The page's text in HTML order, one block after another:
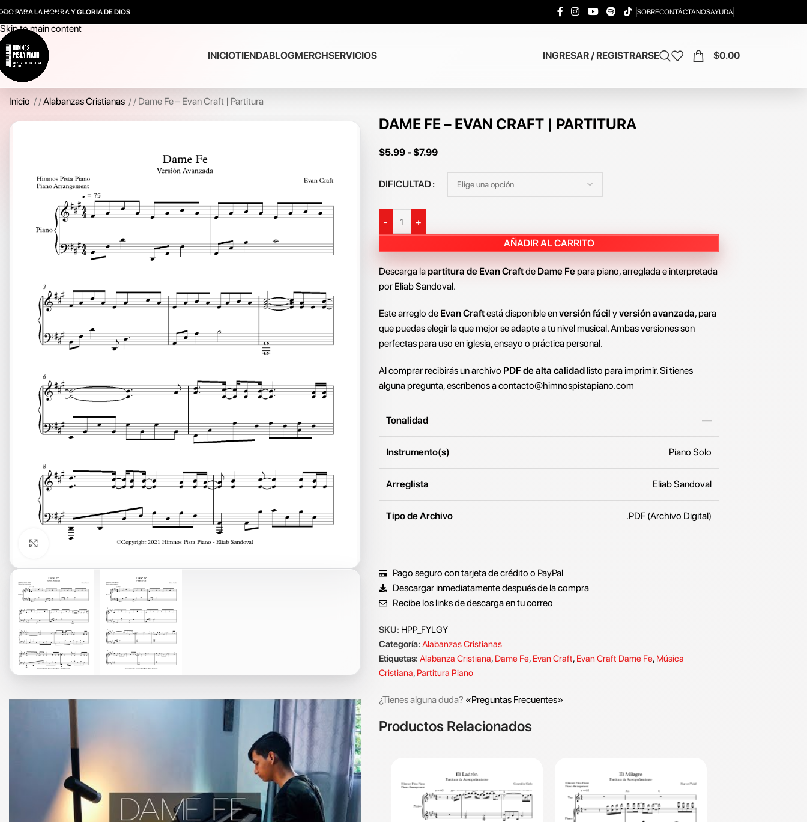
Skip to navigation
Skip to main content
PARA LA HONRA Y GLORIA DE DIOS SOBRECONTÁCTANOSAYUDA
INICIOTIENDABLOGMERCHSERVICIOS INGRESAR / REGISTRARSE $0.00
Inicio / Alabanzas Cristianas / Dame Fe – Evan Craft | Partitura
Click to enlarge
DAME FE – EVAN CRAFT | PARTITURA
$5.99 -$7.99
DIFICULTAD
-
+
AÑADIR AL CARRITO
Descarga lapartitura de Evan Craftde Dame Fepara piano, arreglada e interpretada
por Eliab Sandoval.
Este arreglo de Evan Craftestá disponible enversión fácil yversión avanzada, para
que puedas elegir la que mejor se adapte a tu nivel musical. Ambas versiones son
perfectas para uso en iglesia, ensayo o práctica personal.
Al comprar recibirás un archivo PDF de alta calidad listo para imprimir. Si tienes
alguna pregunta, escríbenos acontacto@himnospistapiano.com
Tonalidad —
Instrumento(s) Piano Solo
Arreglista Eliab Sandoval
Tipo de Archivo .PDF (Archivo Digital)
Pago seguro con tarjeta de crédito o PayPal
Descargar inmediatamente después de la compra
Recibe los links de descarga en tu correo
SKU: HPP_FYLGY
Categoría: Alabanzas Cristianas
Etiquetas: Alabanza Cristiana, Dame Fe, Evan Craft, Evan Craft Dame Fe, Música
Cristiana, Partitura Piano
¿Tienes alguna duda? «Preguntas Frecuentes»
Productos Relacionados